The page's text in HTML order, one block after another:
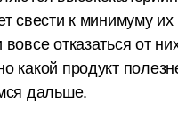
свести к минимуму их
отказаться от
какой продукт
дальше.